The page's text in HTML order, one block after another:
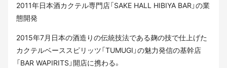
2011年日本酒カクテル専門店「SAKE HALL HIBIYA BAR」の業
態開発
2015年7月日本の酒造りの伝統技法である麹の技で仕上げた
カクテルベーススピリッツ「TUMUGI」の魅力発信の基幹店
「BAR WAPIRITS」開店に携わる。